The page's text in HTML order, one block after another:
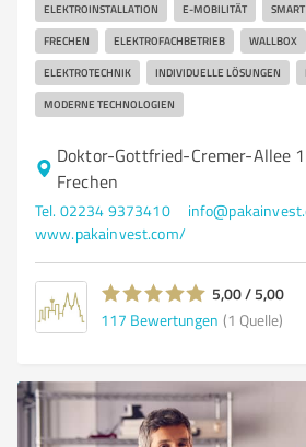
ELEKTROINSTALLATION E-MOBILITÄT
FRECHEN ELEKTROFACHBETRIEB WALLBOX
ELEKTROTECHNIK INDIVIDUELLE LÖSUNGEN
MODERNE TECHNOLOGIEN
Doktor-Gottfried-Cremer-Allee
Frechen
Tel. 02234 9373410
www.pakainvest.com/
5,00 / 5,00
117 Bewertungen (1 Quelle)